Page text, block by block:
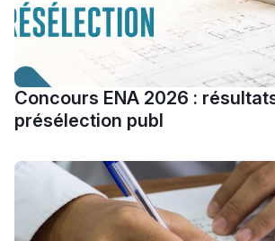
Interviews/
+ de 89
و الإعدادي
Concours ENA 2026 :
présélection publ